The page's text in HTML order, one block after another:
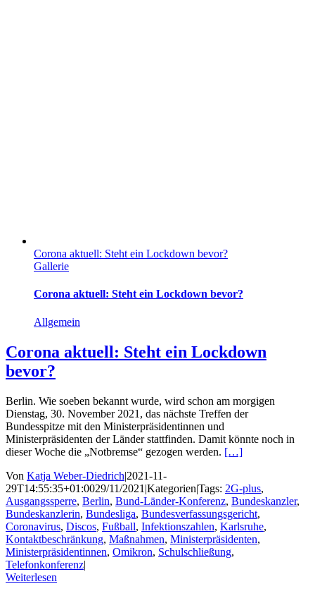
Corona aktuell: Steht ein Lockdown bevor?
Gallerie
Corona aktuell: Steht ein Lockdown bevor?
Allgemein
Corona aktuell: Steht ein Lockdown
bevor?
Berlin. Wie soeben bekannt wurde, wird schon am morgigen
Dienstag, 30. November 2021, das nächste Treffen der
Bundesspitze mit den Ministerpräsidentinnen und
Ministerpräsidenten der Länder stattfinden. Damit könnte noch in
dieser Woche die „Notbremse“ gezogen werden. […]
Von Katja Weber-Diedrich|2021-11-
29T14:55:35+01:0029/11/2021 |Kategorien|Tags: 2G-plus,
Ausgangssperre, Berlin, Bund-Länder-Konferenz, Bundeskanzler,
Bundeskanzlerin, Bundesliga, Bundesverfassungsgericht,
Coronavirus, Discos, Fußball, Infektionszahlen, Karlsruhe,
Kontaktbeschränkung, Maßnahmen, Ministerpräsidenten,
Ministerpräsidentinnen, Omikron, Schulschließung,
Telefonkonferenz|
Weiterlesen